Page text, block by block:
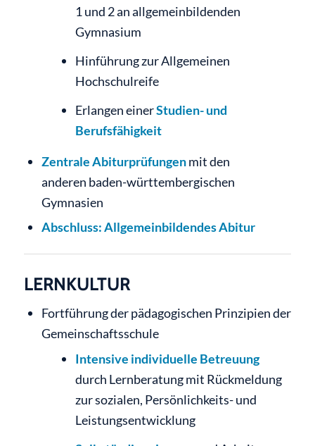
1 und 2 an allgemeinbildenden
Gymnasium
Hinführung zur Allgemeinen
Hochschulreife
Erlangen einerStudien- und
Berufsfähigkeit
Zentrale Abiturprüfungenmit den
anderen baden-württembergischen
Gymnasien
Abschluss: Allgemeinbildendes Abitur
LERNKULTUR
Fortführung der pädagogischen Prinzipien der
Gemeinschaftsschule
Intensive individuelle Betreuung
durch Lernberatung mit Rückmeldung
zur sozialen, Persönlichkeits- und
Leistungsentwicklung